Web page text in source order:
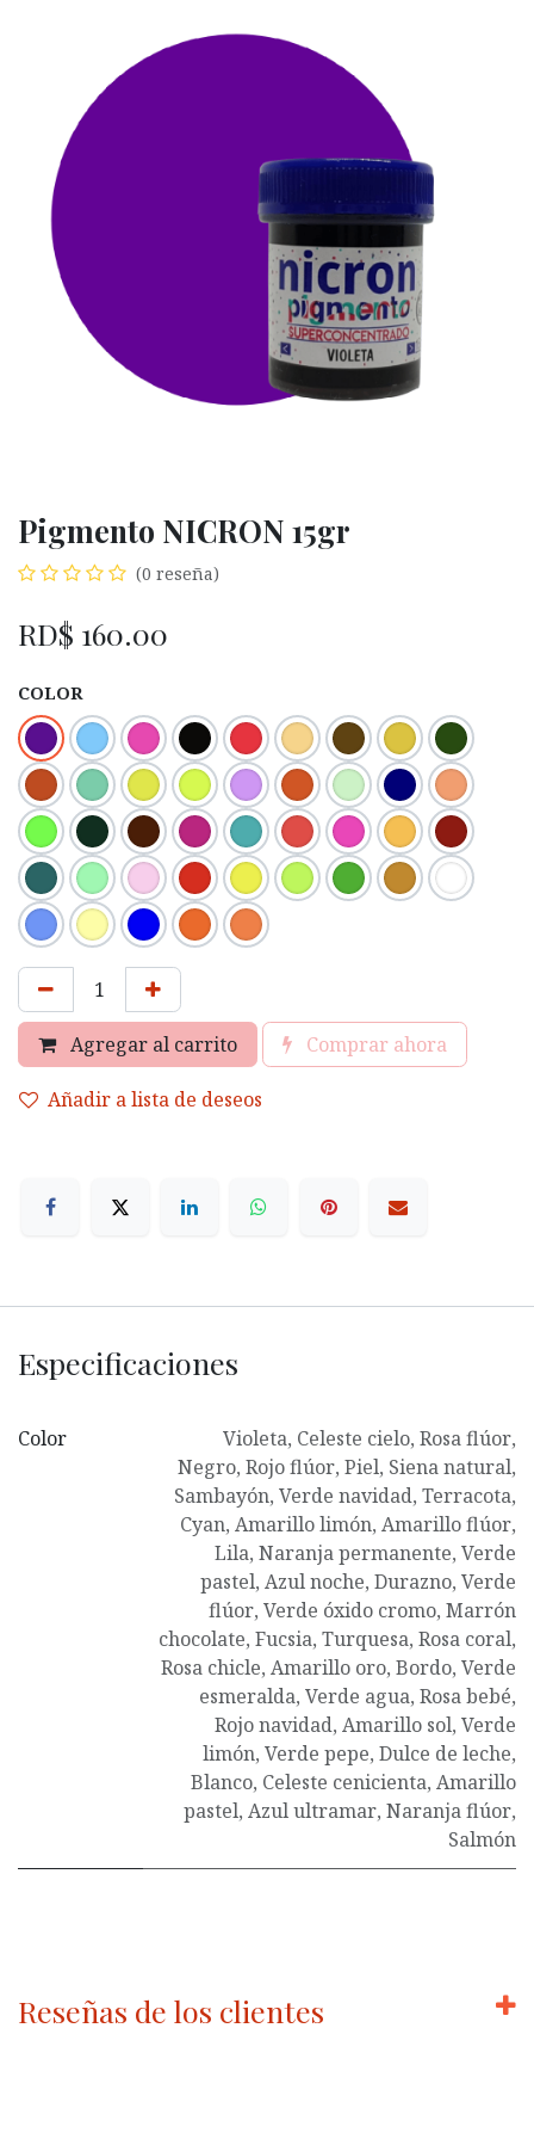
Pigmento NICRON 15gr
(0 reseña)
RD$ 160.00
COLOR
Agregar al carrito Comprar ahora
Añadir a lista de deseos
Especificaciones
Color Violeta, Celeste cielo, Rosa flúor,
Negro, Rojo flúor, Piel, Siena natural,
Sambayón, Verde navidad, Terracota,
Cyan, Amarillo limón, Amarillo flúor,
Lila, Naranja permanente, Verde
pastel, Azul noche, Durazno, Verde
flúor, Verde óxido cromo, Marrón
chocolate, Fucsia, Turquesa, Rosa coral,
Rosa chicle, Amarillo oro, Bordo, Verde
esmeralda, Verde agua, Rosa bebé,
Rojo navidad, Amarillo sol, Verde
limón, Verde pepe, Dulce de leche,
Blanco, Celeste cenicienta, Amarillo
pastel, Azul ultramar, Naranja flúor,
Salmón
Reseñas de los clientes